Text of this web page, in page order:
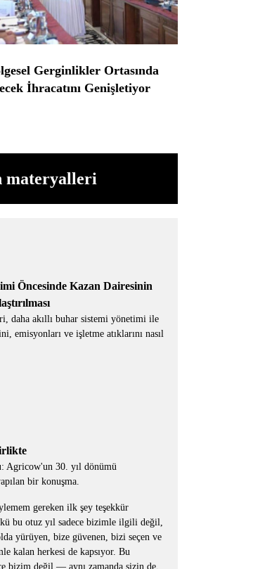
Gerginlikler Ortasında
İhracatını Genişletiyor
materyalleri
Öncesinde Kazan Dairesinin
daha akıllı buhar sistemi yönetimi ile
emisyonları ve işletme atıklarını nasıl
Agricow'un 30. yıl dönümü
bir konuşma.
gereken ilk şey teşekkür
bu otuz yıl sadece bizimle ilgili değil,
yürüyen, bize güvenen, bizi seçen ve
kalan herkesi de kapsıyor. Bu
bizim değil — aynı zamanda sizin de.